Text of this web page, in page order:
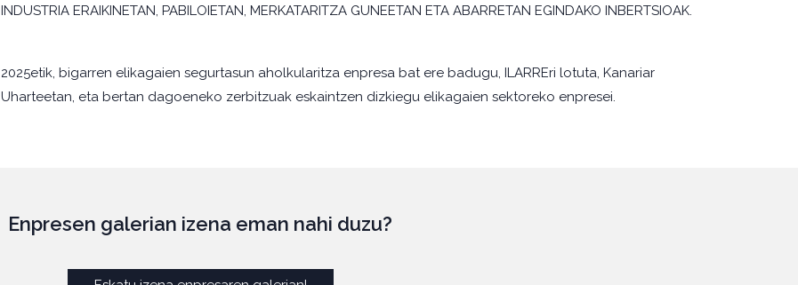
INDUSTRIA ERAIKINETAN, PABILOIETAN, MERKATARITZA GUNEETAN ETA ABARRETAN EGINDAKO INBERTSIOAK.
2025etik, bigarren elikagaien segurtasun aholkularitza enpresa bat ere badugu, ILARREri lotuta, Kanariar
Uharteetan, eta bertan dagoeneko zerbitzuak eskaintzen dizkiegu elikagaien sektoreko enpresei.
Enpresen galerian izena eman nahi duzu?